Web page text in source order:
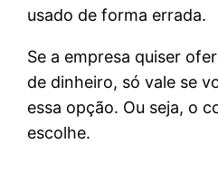
usado de forma errada.
Se a empresa quiser
de dinheiro, só vale se
essa opção. Ou seja, o
escolhe.